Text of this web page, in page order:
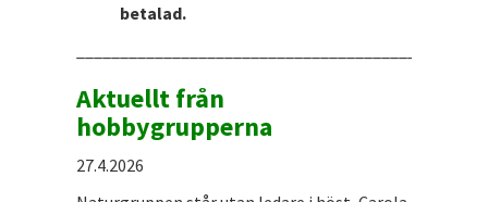
betalad.
Aktuellt från
hobbygrupperna
27.4.2026